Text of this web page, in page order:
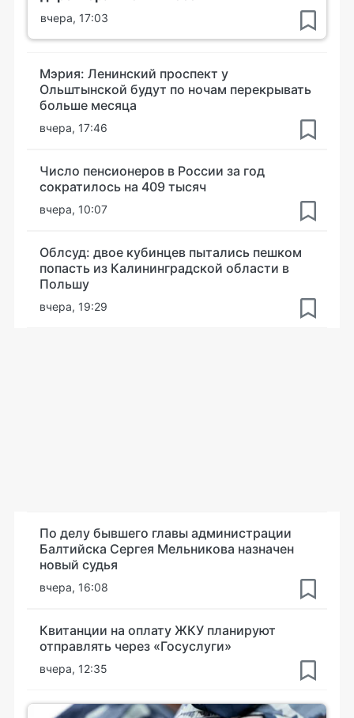
вчера, 17:03
Мэрия: Ленинский проспект у
Ольштынской будут по ночам перекрывать
больше месяца
вчера, 17:46
Число пенсионеров в России за год
сократилось на 409 тысяч
вчера, 10:07
Облсуд: двое кубинцев пытались пешком
попасть из Калининградской области в
Польшу
вчера, 19:29
По делу бывшего главы администрации
Балтийска Сергея Мельникова назначен
новый судья
вчера, 16:08
Квитанции на оплату ЖКУ планируют
отправлять через «Госуслуги»
вчера, 12:35